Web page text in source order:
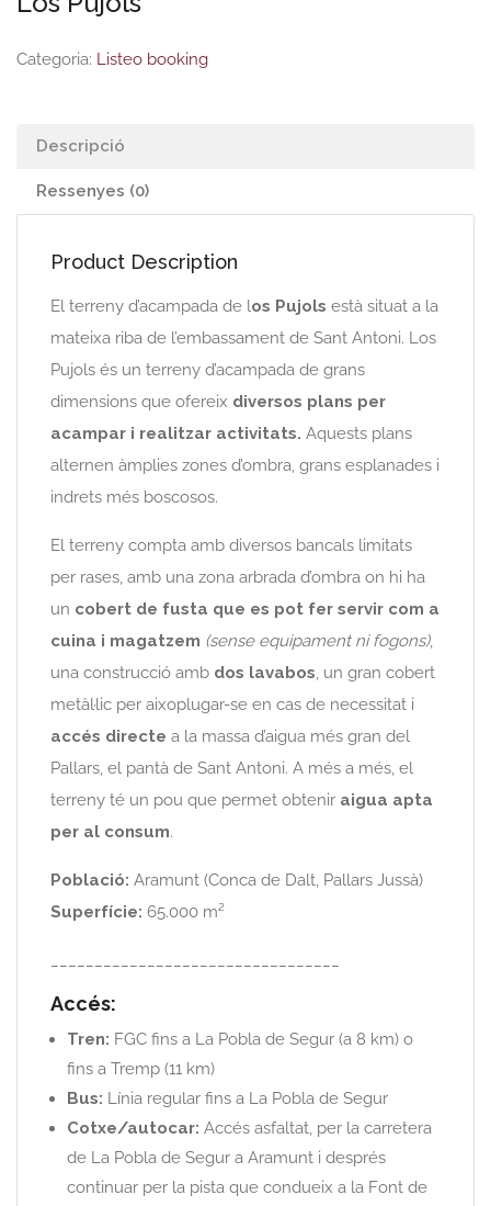
Categoria: Listeo booking
Descripció
Ressenyes (0)
Product Description
El terreny d’acampada de los Pujols està situat a la
mateixa riba de l’embassament de Sant Antoni. Los
Pujols és un terreny d’acampada de grans
dimensions que ofereix diversos plans per
acampar i realitzar activitats. Aquests plans
alternen àmplies zones d’ombra, grans esplanades i
indrets més boscosos.
El terreny compta amb diversos bancals limitats
per rases, amb una zona arbrada d’ombra on hi ha
un cobert de fusta que es pot fer servir com a
cuina i magatzem (sense equipament ni fogons),
una construcció amb dos lavabos, un gran cobert
metàl·lic per aixoplugar-se en cas de necessitat i
accés directe a la massa d’aigua més gran del
Pallars, el pantà de Sant Antoni. A més a més, el
terreny té un pou que permet obtenir aigua apta
per al consum.
Població: Aramunt (Conca de Dalt, Pallars Jussà)
Superfície: 65.000 m²
Accés:
Tren: FGC fins a La Pobla de Segur (a 8 km) o
fins a Tremp (11 km)
Bus: Línia regular fins a La Pobla de Segur
Cotxe/autocar: Accés asfaltat, per la carretera
de La Pobla de Segur a Aramunt i després
continuar per la pista que condueix a la Font de